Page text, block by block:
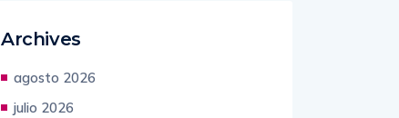
Archives
agosto 2026
julio 2026